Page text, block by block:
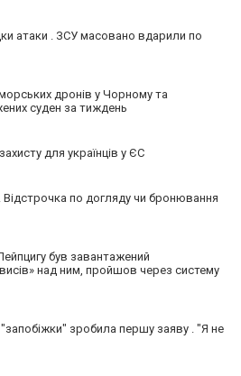
атаки . ЗСУ масовано вдарили по
дронів у Чорному та
суден за тиждень
для українців у ЄС
по догляду чи бронювання
був завантажений
над ним, пройшов через систему
зробила першу заяву . "Я не